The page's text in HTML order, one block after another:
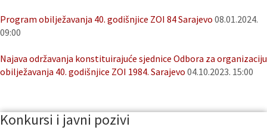
Program obilježavanja 40. godišnjice ZOI 84 Sarajevo 08.01.2024.
09:00
Najava održavanja konstituirajuće sjednice Odbora za organizaciju
obilježavanja 40. godišnjice ZOI 1984. Sarajevo 04.10.2023. 15:00
Konkursi i javni pozivi